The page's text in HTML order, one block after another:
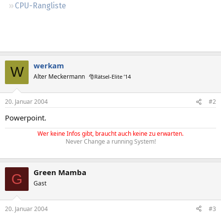
CPU-Rangliste
W werkam
Alter Meckermann 🎅Rätsel-Elite ’14
20. Januar 2004 #2
Powerpoint.
Wer keine Infos gibt, braucht auch keine zu erwarten.
Never Change a running System!
G Green Mamba
Gast
20. Januar 2004 #3